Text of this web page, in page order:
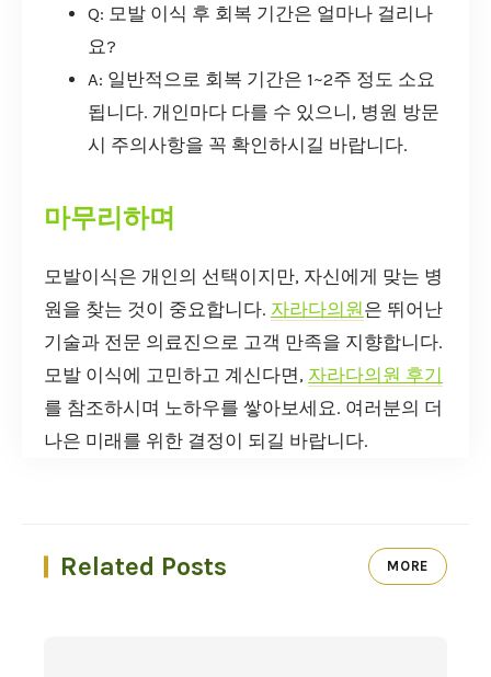
Q: 모발 이식 후 회복 기간은 얼마나 걸리나
요?
A: 일반적으로 회복 기간은 1~2주 정도 소요
됩니다. 개인마다 다를 수 있으니, 병원 방문
시 주의사항을 꼭 확인하시길 바랍니다.
마무리하며
모발이식은 개인의 선택이지만, 자신에게 맞는 병
원을 찾는 것이 중요합니다. 자라다의원 은 뛰어난
기술과 전문 의료진으로 고객 만족을 지향합니다.
모발 이식에 고민하고 계신다면, 자라다의원 후기
를 참조하시며 노하우를 쌓아보세요. 여러분의 더
나은 미래를 위한 결정이 되길 바랍니다.
Related Posts MORE